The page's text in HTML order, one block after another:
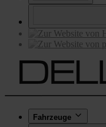
Fahrzeuge